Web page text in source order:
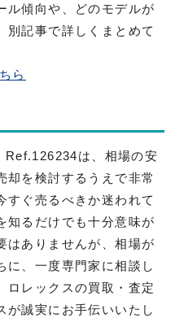
ル傾向や、どのモデルが
別記事で詳しくまとめて
ら
Ref.126234は、相場の安
却を検討するうえで非常
すぐ売るべきか迷われて
知るだけでも十分意味が
はありませんが、相場が
に、一度専門家に相談し
ロレックスの買取・査定
が誠実にお手伝いいたし